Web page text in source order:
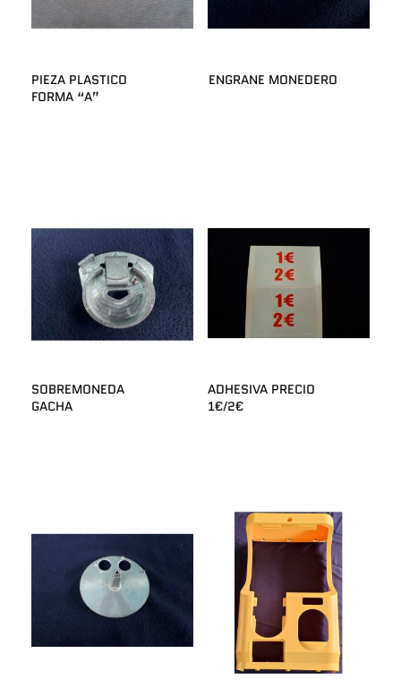
PIEZA PLASTICO
FORMA “A”
ENGRANE MONEDERO
SOBREMONEDA
GACHA
ADHESIVA PRECIO
1€/2€